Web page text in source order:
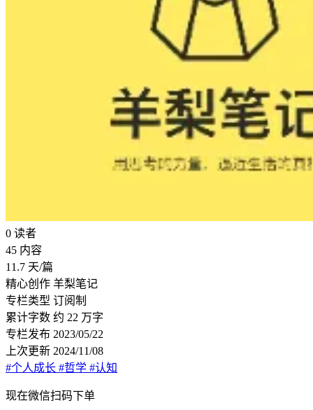
0 读者
45 内容
11.7 天/篇
精心创作 羊梨笔记
专栏类型 订阅制
累计字数 约 22 万字
专栏发布 2023/05/22
上次更新 2024/11/08
#个人成长 #哲学 #认知
现在微信扫码下单